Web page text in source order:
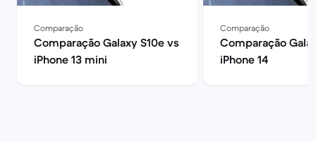
Comparação
Comparação Galaxy S10e vs
iPhone 13 mini
Comparação
Comparação
iPhone 14